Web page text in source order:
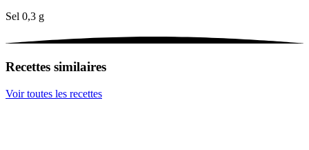
Sel 0,3 g
Recettes similaires
Voir toutes les recettes